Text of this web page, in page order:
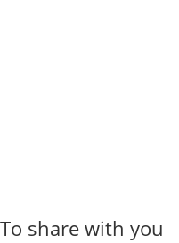
To share with you